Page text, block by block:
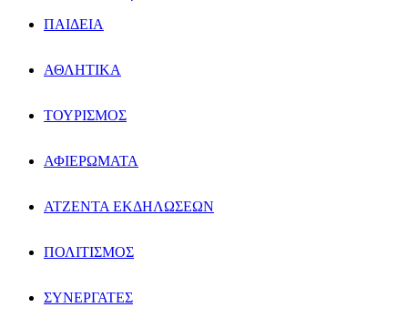
ΠΑΙΔΕΙΑ
ΑΘΛΗΤΙΚΑ
ΤΟΥΡΙΣΜΟΣ
ΑΦΙΕΡΩΜΑΤΑ
ΑΤΖΕΝΤΑ ΕΚΔΗΛΩΣΕΩΝ
ΠΟΛΙΤΙΣΜΟΣ
ΣΥΝΕΡΓΑΤΕΣ